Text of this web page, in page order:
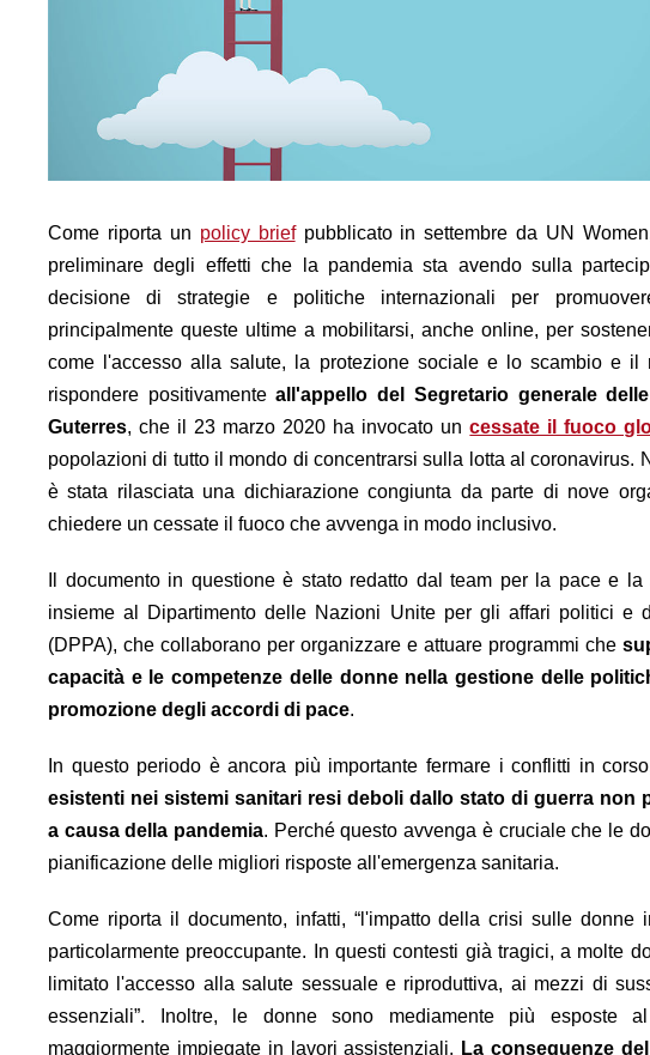
Come riporta un policy briefpubblicato in settembre da UN
preliminare degli effetti che la pandemia sta avendo sulla
decisione di strategie e politiche internazionali per
principalmente queste ultime a mobilitarsi, anche online, per
come l'accesso alla salute, la protezione sociale e lo scambio e
rispondere positivamenteall'appello del Segretario generale
Guterres, che il 23 marzo 2020 ha invocato uncessate il fuoco
popolazioni di tutto il mondo di concentrarsi sulla lotta al coronavirus.
è stata rilasciata una dichiarazione congiunta da parte di nove
chiedere un cessate il fuoco che avvenga in modo inclusivo.
Il documento in questione è stato redatto dal team per la pace e
insieme al Dipartimento delle Nazioni Unite per gli affari politici e
(DPPA), che collaborano per organizzare e attuare programmi che
capacità e le competenze delle donne nella gestione delle
promozione degli accordi di pace.
In questo periodo è ancora più importante fermare i conflitti in
esistenti nei sistemi sanitari resi deboli dallo stato di guerra non
a causa della pandemia. Perché questo avvenga è cruciale che le
pianificazione delle migliori risposte all'emergenza sanitaria.
Come riporta il documento, infatti, “l'impatto della crisi sulle donne
particolarmente preoccupante. In questi contesti già tragici, a molte
limitato l'accesso alla salute sessuale e riproduttiva, ai mezzi di
essenziali”. Inoltre, le donne sono mediamente più esposte
maggiormente impiegate in lavori assistenziali. La conseguenze